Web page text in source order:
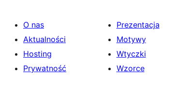
O nas
Aktualności
Hosting
Prywatność
Prezentacja
Motywy
Wtyczki
Wzorce